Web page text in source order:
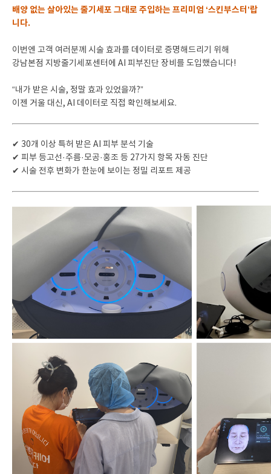
배양 없는 살아있는 줄기세포 그대로 주입하는 프리미엄 ‘스킨부스터’랍
니다.
이번엔 고객 여러분께 시술 효과를 데이터로 증명해드리기 위해
강남본점 지방줄기세포센터에 AI 피부진단 장비를 도입했습니다!
“내가 받은 시술, 정말 효과 있었을까?”
이젠 거울 대신, AI 데이터로 직접 확인해보세요.
✔ 30개 이상 특허 받은 AI 피부 분석 기술
✔ 피부 등고선·주름·모공·홍조 등 27가지 항목 자동 진단
✔ 시술 전후 변화가 한눈에 보이는 정밀 리포트 제공